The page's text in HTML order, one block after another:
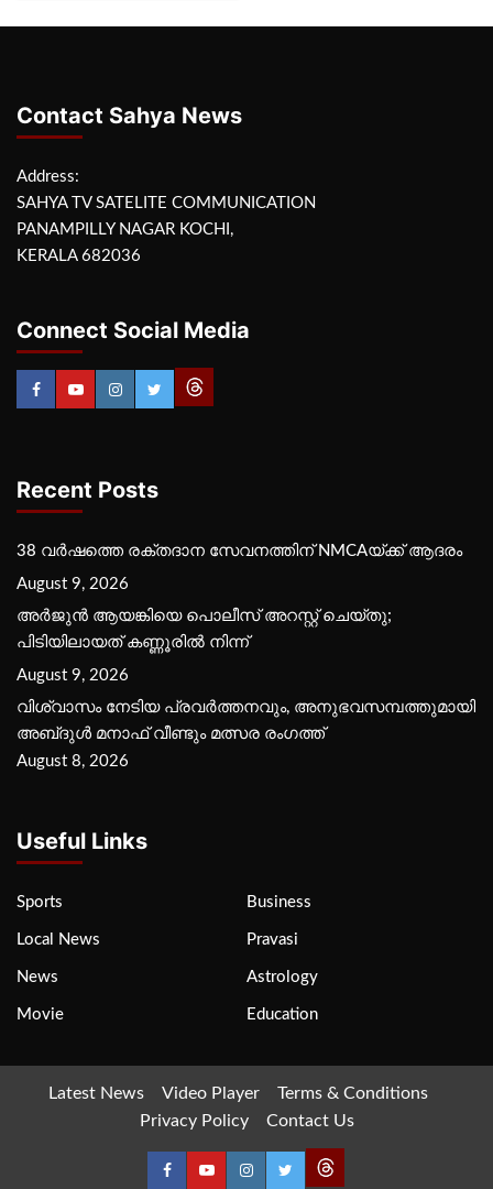
Contact Sahya News
Address:
SAHYA TV SATELITE COMMUNICATION
PANAMPILLY NAGAR KOCHI,
KERALA 682036
Connect Social Media
Recent Posts
38 വർഷത്തെ രക്തദാന സേവനത്തിന് NMCAയ്ക്ക് ആദരം
August 9, 2026
അർജുൻ ആയങ്കിയെ പൊലീസ് അറസ്റ്റ് ചെയ്‌തു;
പിടിയിലായത് കണ്ണൂരിൽ നിന്ന്
August 9, 2026
വിശ്വാസം നേടിയ പ്രവർത്തനവും, അനുഭവസമ്പത്തുമായി
അബ്‌ദുൾ മനാഫ് വീണ്ടും മത്സര രംഗത്ത്
August 8, 2026
Useful Links
Sports Business
Local News Pravasi
News Astrology
Movie Education
Latest News Video Player
Terms & Conditions
Privacy Policy
Contact Us